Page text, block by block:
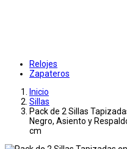
Relojes
Zapateros
Inicio
Sillas
Pack de 2 Sillas
Negro, Asiento y
cm